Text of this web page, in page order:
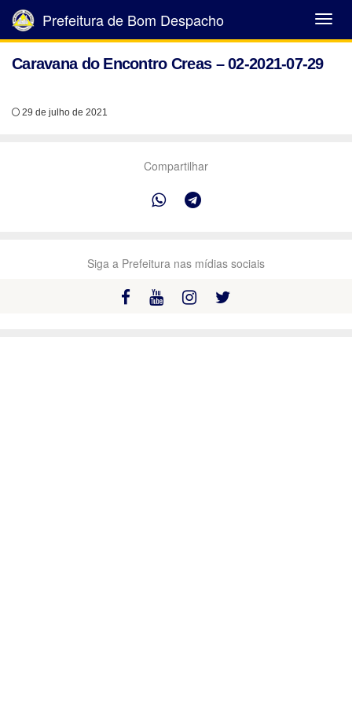
Abrir
Menu
Prefeitura de Bom Despacho
Caravana do Encontro Creas – 02-2021-07-29
29 de julho de 2021
Compartilhar
Siga a Prefeitura nas mídias sociais